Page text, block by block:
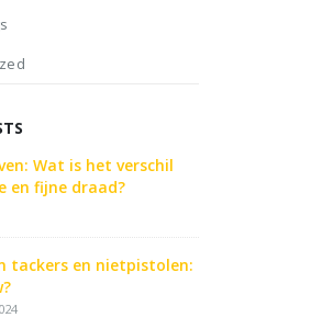
Wat is het verschil
en fijne draad?
tackers en nietpistolen: